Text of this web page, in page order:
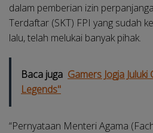
dalam pemberian izin
Terdaftar (SKT) FPI yang sudah
lalu, telah melukai banyak pihak.
Baca juga Gamers Jogja
Legends"
“Pernyataan Menteri Agama